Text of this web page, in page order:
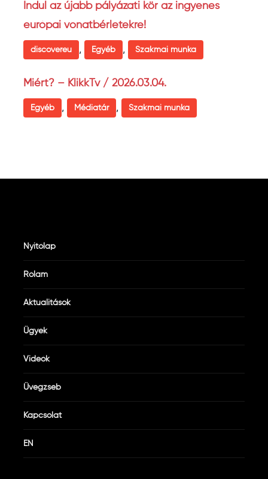
Indul az újabb pályázati kör az ingyenes
európai vonatbérletekre!
discovereu , Egyéb , Szakmai munka
Miért? – KlikkTv / 2026.03.04.
Egyéb , Médiatár , Szakmai munka
Nyitólap
Rólam
Aktualitások
Ügyek
Videók
Üvegzseb
Kapcsolat
EN